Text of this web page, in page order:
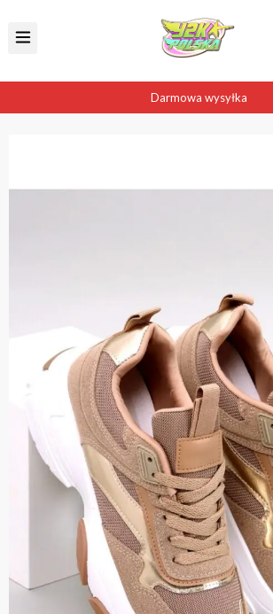
Darmowa wysyłka